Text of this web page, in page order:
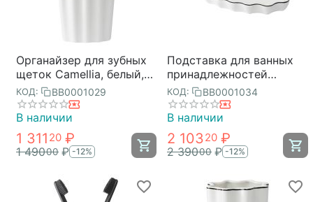
Органайзер для зубных
щеток Camellia, белый,
Bergenson Bjorn Bath
КОД: BB0001029
В наличии
1 311 20 ₽
1 49000 ₽ -12%
Подставка для ванных
принадлежностей
Camellia, белая,
Bergenson Bjorn Bath
КОД: BB0001034
В наличии
2 10320 ₽
2 39000 ₽ -12%